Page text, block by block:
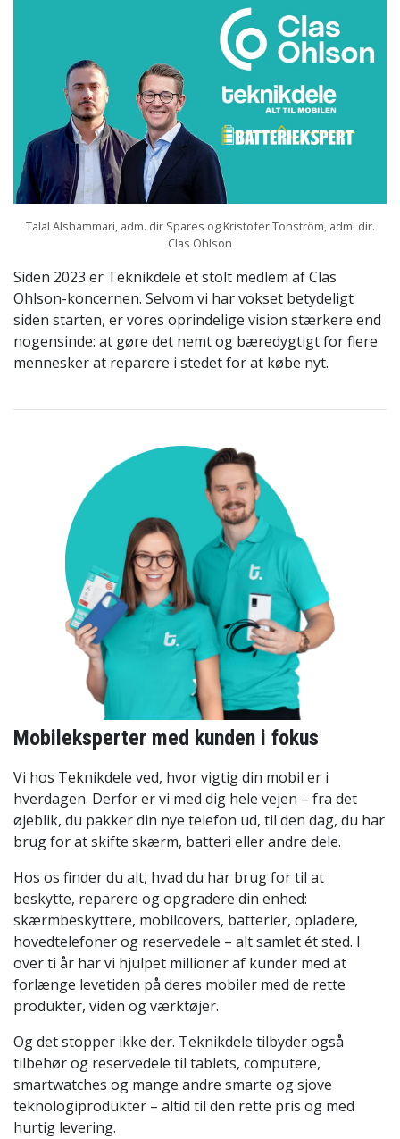
Talal Alshammari, adm. dir Spares og Kristofer Tonström, adm. dir.
Clas Ohlson
Siden 2023 er Teknikdele et stolt medlem af Clas
Ohlson-koncernen. Selvom vi har vokset betydeligt
siden starten, er vores oprindelige vision stærkere end
nogensinde: at gøre det nemt og bæredygtigt for flere
mennesker at reparere i stedet for at købe nyt.
Mobileksperter med kunden i fokus
Vi hos Teknikdele ved, hvor vigtig din mobil er i
hverdagen. Derfor er vi med dig hele vejen – fra det
øjeblik, du pakker din nye telefon ud, til den dag, du har
brug for at skifte skærm, batteri eller andre dele.
Hos os finder du alt, hvad du har brug for til at
beskytte, reparere og opgradere din enhed:
skærmbeskyttere, mobilcovers, batterier, opladere,
hovedtelefoner og reservedele – alt samlet ét sted. I
over ti år har vi hjulpet millioner af kunder med at
forlænge levetiden på deres mobiler med de rette
produkter, viden og værktøjer.
Og det stopper ikke der. Teknikdele tilbyder også
tilbehør og reservedele til tablets, computere,
smartwatches og mange andre smarte og sjove
teknologiprodukter – altid til den rette pris og med
hurtig levering.